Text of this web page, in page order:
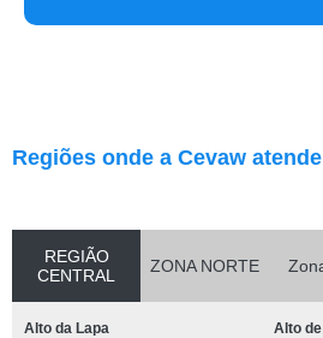
Regiões onde a Cevaw
REGIÃO
CENTRAL
ZONA NORTE
Alto da Lapa Alto